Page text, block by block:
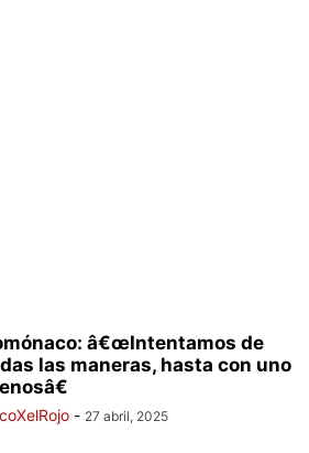
â€œIntentamos de
las maneras, hasta con uno
- 27 abril, 2025